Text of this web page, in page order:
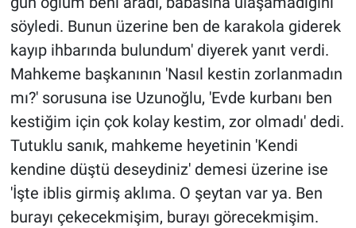
söyledi. Bunun üzerine ben de karakola giderek
kayıp ihbarında bulundum' diyerek yanıt verdi.
Mahkeme başkanının 'Nasıl kestin zorlanmadın
mı?' sorusuna ise Uzunoğlu, 'Evde kurbanı ben
kestiğim için çok kolay kestim, zor olmadı' dedi.
Tutuklu sanık, mahkeme heyetinin 'Kendi
kendine düştü deseydiniz' demesi üzerine ise
'İşte iblis girmiş aklıma. O şeytan var ya. Ben
burayı çekecekmişim, burayı görecekmişim.